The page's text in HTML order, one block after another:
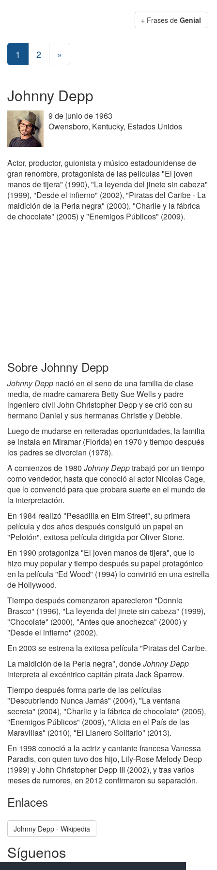
+ Frases de Genial
1 2 »
Johnny Depp
9 de junio de 1963
Owensboro, Kentucky, Estados Unidos
Actor, productor, guionista y músico estadounidense de
gran renombre, protagonista de las películas "El joven
manos de tijera" (1990), "La leyenda del jinete sin cabeza"
(1999), "Desde el infierno" (2002), "Piratas del Caribe - La
maldición de la Perla negra" (2003), "Charlie y la fábrica
de chocolate" (2005) y "Enemigos Públicos" (2009).
Sobre Johnny Depp
Johnny Depp nació en el seno de una familia de clase
media, de madre camarera Betty Sue Wells y padre
ingeniero civil John Christopher Depp y se crió con su
hermano Daniel y sus hermanas Christie y Debbie.
Luego de mudarse en reiteradas oportunidades, la familia
se instala en Miramar (Florida) en 1970 y tiempo después
los padres se divorcian (1978).
A comienzos de 1980 Johnny Depptrabajó por un tiempo
como vendedor, hasta que conoció al actor Nicolas Cage,
que lo convenció para que probara suerte en el mundo de
la interpretación.
En 1984 realizó "Pesadilla en Elm Street", su primera
película y dos años después consiguió un papel en
"Pelotón", exitosa película dirigida por Oliver Stone.
En 1990 protagoniza "El joven manos de tijera", que lo
hizo muy popular y tiempo después su papel protagónico
en la película "Ed Wood" (1994) lo convirtió en una estrella
de Hollywood.
Tiempo después comenzaron aparecieron "Donnie
Brasco" (1996), "La leyenda del jinete sin cabeza" (1999),
"Chocolate" (2000), "Antes que anochezca" (2000) y
"Desde el infierno" (2002).
En 2003 se estrena la exitosa película "Piratas del Caribe.
La maldición de la Perla negra", dondeJohnny Depp
interpreta al excéntrico capitán pirata Jack Sparrow.
Tiempo después forma parte de las películas
"Descubriendo Nunca Jamás" (2004), "La ventana
secreta" (2004), "Charlie y la fábrica de chocolate" (2005),
"Enemigos Públicos" (2009), "Alicia en el País de las
Maravillas" (2010), "El Llanero Solitario" (2013).
En 1998 conoció a la actriz y cantante francesa Vanessa
Paradis, con quien tuvo dos hijo, Lily-Rose Melody Depp
(1999) y John Christopher Depp III (2002), y tras varios
meses de rumores, en 2012 confirmaron su separación.
Enlaces
Johnny Depp - Wikipedia
Síguenos